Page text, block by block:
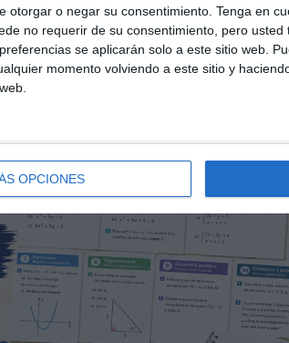
otorgar o negar su consentimiento. Tenga en
no requerir de su consentimiento, pero
se aplicarán solo a este sitio web.
momento volviendo a este sitio y
OPCIONES